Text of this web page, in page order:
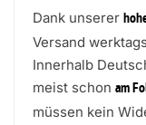
Dank unserer
Versand
Innerhalb
meist schon am
müssen kein